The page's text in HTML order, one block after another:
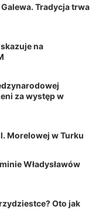
Tradycja trwa
na
za występ w
Morelowej w Turku
Władysławów
Oto jak